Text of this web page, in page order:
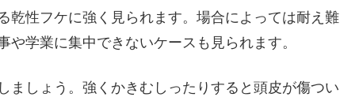
乾性フケに強く見られます。場合によっては耐え難
学業に集中できないケースも見られます。
ましょう。強くかきむしったりすると頭皮が傷つい